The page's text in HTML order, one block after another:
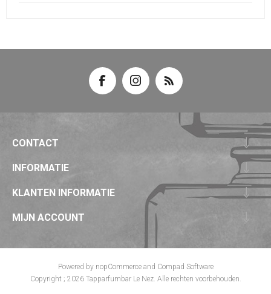
CONTACT
INFORMATIE
KLANTEN INFORMATIE
MIJN ACCOUNT
Powered by nopCommerceand Compad Software
Copyright ; 2026 Tapparfumbar Le Nez. Alle rechten voorbehouden.